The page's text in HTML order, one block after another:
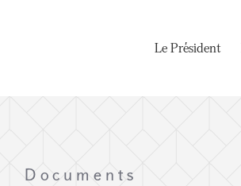
Le Président
Documents